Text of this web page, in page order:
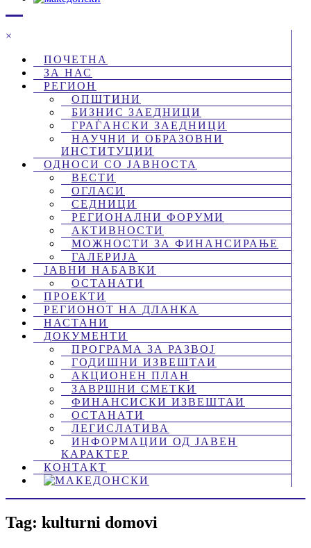
×
ПОЧЕТНА
ЗА НАС
РЕГИОН
ОПШТИНИ
БИЗНИС ЗАЕДНИЦИ
ГРАЃАНСКИ ЗАЕДНИЦИ
НАУЧНИ И ОБРАЗОВНИ
ИНСТИТУЦИИ
ОДНОСИ СО ЈАВНОСТА
ВЕСТИ
ОГЛАСИ
СЕДНИЦИ
РЕГИОНАЛНИ ФОРУМИ
АКТИВНОСТИ
МОЖНОСТИ ЗА ФИНАНСИРАЊЕ
ГАЛЕРИЈА
ЈАВНИ НАБАВКИ
ОСТАНАТИ
ПРОЕКТИ
РЕГИОНОТ НА ДЛАНКА
НАСТАНИ
ДОКУМЕНТИ
ПРОГРАМА ЗА РАЗВОЈ
ГОДИШНИ ИЗВЕШТАИ
АКЦИОНЕН ПЛАН
ЗАВРШНИ СМЕТКИ
ФИНАНСИСКИ ИЗВЕШТАИ
ОСТАНАТИ
ЛЕГИСЛАТИВА
ИНФОРМАЦИИ ОД ЈАВЕН
КАРАКТЕР
КОНТАКТ
Tag: kulturni domovi